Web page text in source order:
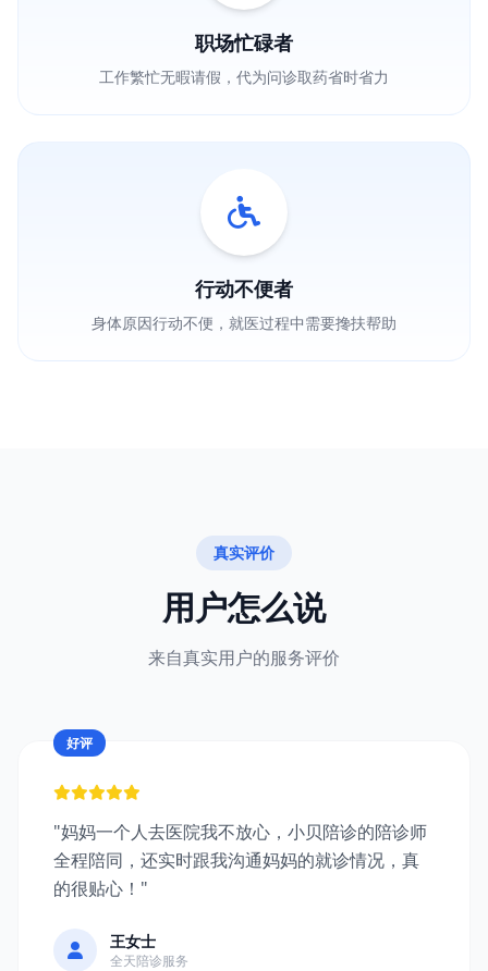
职场忙碌者
工作繁忙无暇请假，代为问诊取药省时省力
行动不便者
身体原因行动不便，就医过程中需要搀扶帮助
真实评价
用户怎么说
来自真实用户的服务评价
好评
"妈妈一个人去医院我不放心，小贝陪诊的陪诊师
全程陪同，还实时跟我沟通妈妈的就诊情况，真
的很贴心！"
王女士
全天陪诊服务